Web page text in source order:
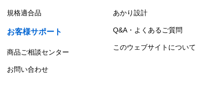
規格適合品 あかり設計
お客様サポート Q&A・よくあるご質問
商品ご相談センター
このウェブサイトについて
お問い合わせ